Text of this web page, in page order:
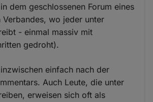
dem geschlossenen Forum eines
Verbandes, wo jeder unter
- einmal massiv mit
gedroht).
einfach nach der
Auch Leute, die unter
erweisen sich oft als